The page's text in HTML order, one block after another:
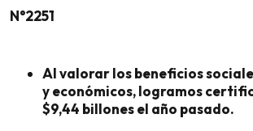
N°2251
Al valorar los beneficios
y económicos, logramos
$9,44 billones el año pasado.